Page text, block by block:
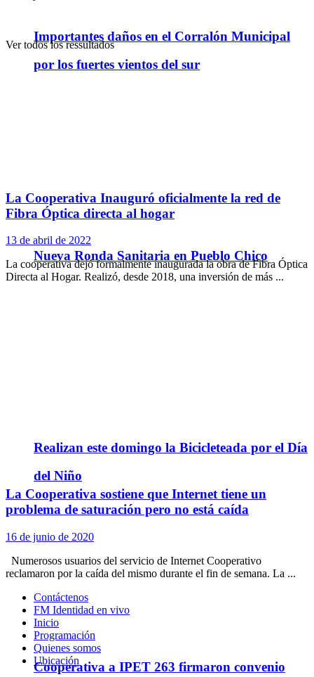
Importantes daños en el Corralón Municipal
por los fuertes vientos del sur
Nueva Ronda Sanitaria en Pueblo Chico
Realizan este domingo la Bicicleteada por el Día
del Niño
Cooperativa a IPET 263 firmaron convenio
Ver todos los ressultados
La Cooperativa Inauguró oficialmente la red de
Fibra Óptica directa al hogar
13 de abril de 2022
La cooperativa dejó formalmente inaugurada la obra de Fibra Óptica
Directa al Hogar. Realizó, desde 2018, una inversión de más ...
La Cooperativa sostiene que Internet tiene un
problema de saturación pero no está caída
16 de junio de 2020
Numerosos usuarios del servicio de Internet Cooperativo
reclamaron por la caída del mismo durante el fin de semana. La ...
Contáctenos
FM Identidad en vivo
Inicio
Programación
Quienes somos
Ubicación